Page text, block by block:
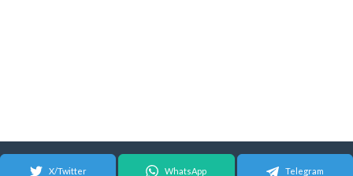
X/Twitter WhatsApp Telegram